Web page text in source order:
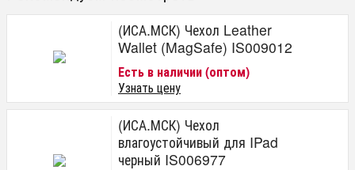
(ИСА.МСК) Чехол Leather
Wallet (MagSafe) IS009012
Есть в наличии (оптом)
Узнать цену
(ИСА.МСК) Чехол
влагоустойчивый для IPad
черный IS006977